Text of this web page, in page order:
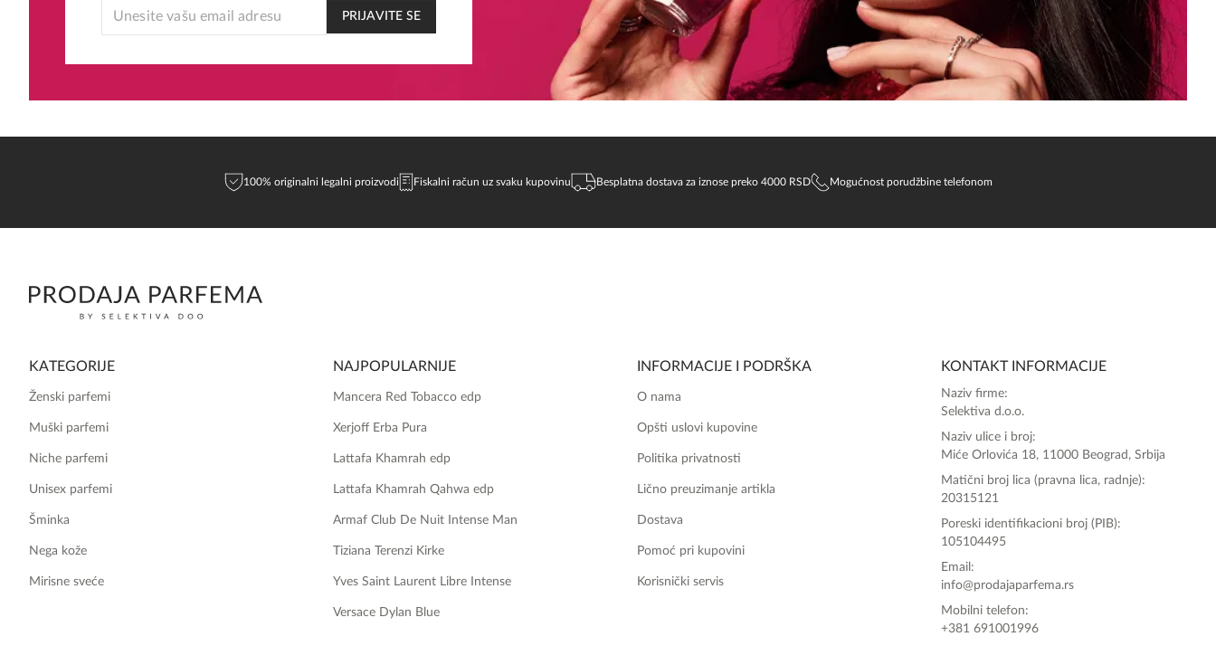
EMAIL
PRIJAVITE SE
100% originalni legalni proizvodi Fiskalni račun uz svaku kupovinu Besplatna dostava za iznose preko 4000 RSD Mogućnost porudžbine telefonom
KATEGORIJE
Ženski parfemi
Muški parfemi
Niche parfemi
Unisex parfemi
Šminka
Nega kože
Mirisne sveće
NAJPOPULARNIJE
Mancera Red Tobacco edp
Xerjoff Erba Pura
Lattafa Khamrah edp
Lattafa Khamrah Qahwa edp
Armaf Club De Nuit Intense Man
Tiziana Terenzi Kirke
Yves Saint Laurent Libre Intense
Versace Dylan Blue
INFORMACIJE I PODRŠKA
O nama
Opšti uslovi kupovine
Politika privatnosti
Lično preuzimanje artikla
Dostava
Pomoć pri kupovini
Korisnički servis
KONTAKT INFORMACIJE
Naziv firme:
Selektiva d.o.o.
Naziv ulice i broj:
Miće Orlovića 18, 11000 Beograd, Srbija
Matični broj lica (pravna lica, radnje):
20315121
Poreski identifikacioni broj (PIB):
105104495
Email:
info@prodajaparfema.rs
Mobilni telefon:
+381 691001996
Zdravo, tu sam da Vam pomognem da
poručite svoj omiljeni parfem danas ali i za